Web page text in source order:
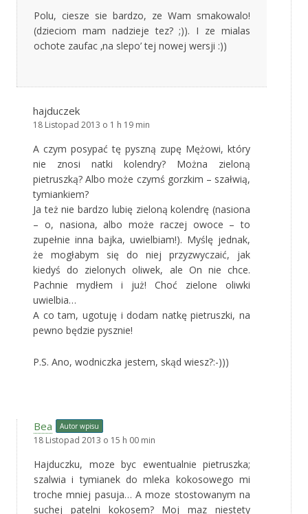
Polu, ciesze sie bardzo, ze Wam smakowalo!
(dzieciom mam nadzieje tez? ;)). I ze mialas
ochote zaufac ‚na slepo’ tej nowej wersji :))
hajduczek
18 Listopad 2013 o 1 h 19 min
A czym posypać tę pyszną zupę Mężowi, który
nie znosi natki kolendry? Można zieloną
pietruszką? Albo może czymś gorzkim – szałwią,
tymiankiem?
Ja też nie bardzo lubię zieloną kolendrę (nasiona
– o, nasiona, albo może raczej owoce – to
zupełnie inna bajka, uwielbiam!). Myślę jednak,
że mogłabym się do niej przyzwyczaić, jak
kiedyś do zielonych oliwek, ale On nie chce.
Pachnie mydłem i już! Choć zielone oliwki
uwielbia…
A co tam, ugotuję i dodam natkę pietruszki, na
pewno będzie pysznie!
P.S. Ano, wodniczka jestem, skąd wiesz?:-)))
Bea Autor wpisu
18 Listopad 2013 o 15 h 00 min
Hajduczku, moze byc ewentualnie pietruszka;
szalwia i tymianek do mleka kokosowego mi
troche mniej pasuja… A moze stostowanym na
suchej patelni kokosem? Moj maz niestety